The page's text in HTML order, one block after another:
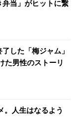
弁当」がヒットに繋
した「梅ジャム」
た男性のストーリ
。人生はなるよう